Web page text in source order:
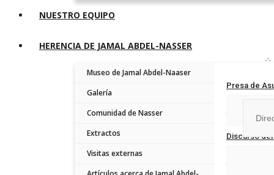
NUESTRO EQUIPO
HERENCIA DE JAMAL ABDEL-NASSER
Museo de Jamal Abdel-Naaser
Galería
Comunidad de Nasser
Extractos
Visitas externas
Presa de
Discurso